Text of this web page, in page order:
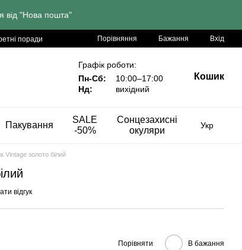
від "Нова пошта"
поради Порівняння Бажання Вхід
Графік роботи:
Пн-Сб:
10:00–17:00
Нд:
вихідний
Кошик
Пакування
SALE
-50%
Сонцезахисні
окуляри
Укр
Vintage золото білий
відгук
Порівняти В бажання